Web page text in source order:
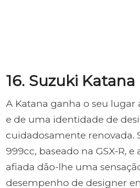
16. Suzuki Katana
A Katana ganha o seu lugar
e de uma identidade de
cuidadosamente renovada.
999cc, baseado na GSX-R, e
afiada dão-lhe uma
desempenho de designer